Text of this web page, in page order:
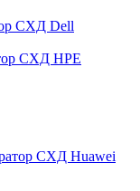
СХД Dell
СХД HPE
СХД Huawei